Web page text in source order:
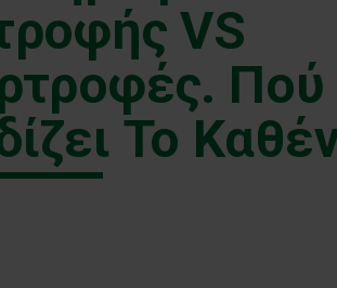
VS
Πού
Το